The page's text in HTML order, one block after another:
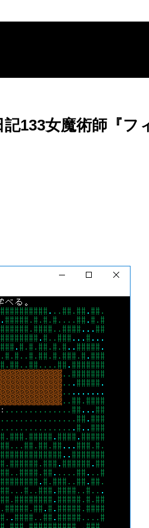
133女魔術師『フ